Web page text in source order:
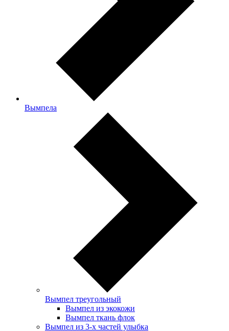
Вымпела
Вымпел треугольный
Вымпел из экокожи
Вымпел ткань флок
Вымпел из 3-х частей улыбка